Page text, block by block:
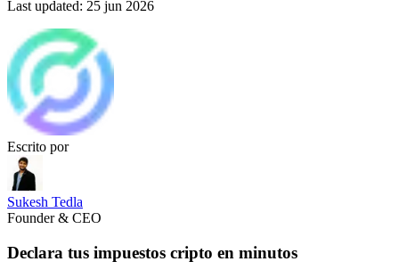
Last updated: 25 jun 2026
Escrito por
Sukesh Tedla
Founder & CEO
Declara tus impuestos cripto en minutos